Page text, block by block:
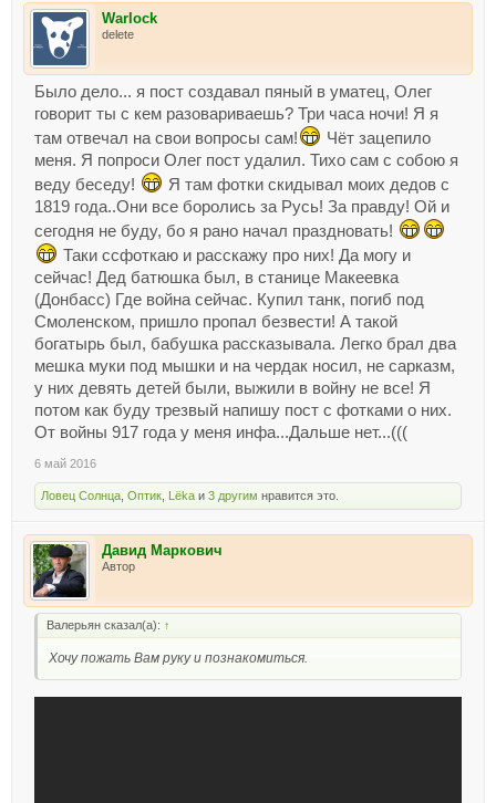
Warlock
delete
Было дело... я пост создавал пяный в уматец, Олег
говорит ты с кем разовариваешь? Три часа ночи! Я я
там отвечал на свои вопросы сам!
Чёт зацепило
меня. Я попроси Олег пост удалил. Тихо сам с собою я
веду беседу!
Я там фотки скидывал моих дедов с
1819 года..Они все боролись за Русь! За правду! Ой и
сегодня не буду, бо я рано начал праздновать!
Таки ссфоткаю и расскажу про них! Да могу и
сейчас! Дед батюшка был, в станице Макеевка
(Донбасс) Где война сейчас. Купил танк, погиб под
Смоленском, пришло пропал безвести! А такой
богатырь был, бабушка рассказывала. Легко брал два
мешка муки под мышки и на чердак носил, не сарказм,
у них девять детей были, выжили в войну не все! Я
потом как буду трезвый напишу пост с фотками о них.
От войны 917 года у меня инфа...Дальше нет...(((
6 май 2016
Ловец Солнца Оптик Lёka и 3 другим нравится это.
Давид Маркович
Автор
Валерьян сказал(а): ↑
Хочу пожать Вам руку и познакомиться.